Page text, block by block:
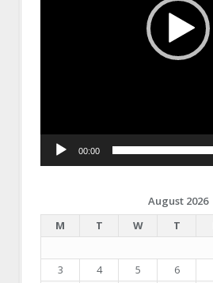
00:00
August 2026
M
T W T
3
4 5 6